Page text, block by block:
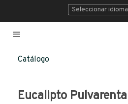
Seleccionar idioma
Catálogo
Eucalipto Pulvarenta